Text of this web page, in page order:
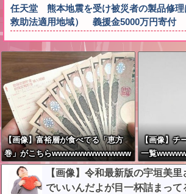
任天堂 熊本地震を受け被災者の製品修理
救助法適用地域） 義援金5000万円寄付
【画像】富裕層が食べてる「恵方
巻」がこちらwwwwwwwwwwwww
【画像】チ
一覧
【画像】令和最新版の宇垣美
でいいんだよが目一杯詰まっ